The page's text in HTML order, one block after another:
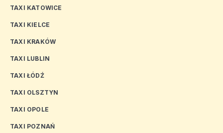
TAXI KATOWICE
TAXI KIELCE
TAXI KRAKÓW
TAXI LUBLIN
TAXI ŁÓDŹ
TAXI OLSZTYN
TAXI OPOLE
TAXI POZNAŃ